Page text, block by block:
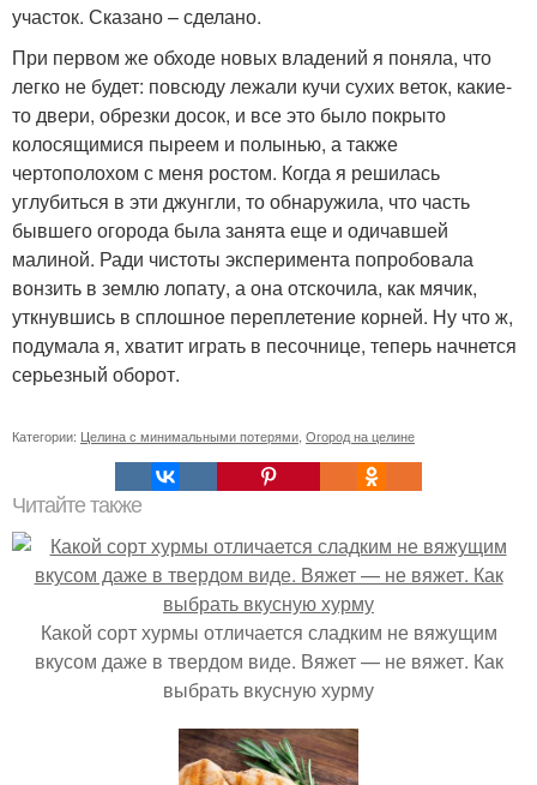
участок. Сказано – сделано.
При первом же обходе новых владений я поняла, что
легко не будет: повсюду лежали кучи сухих веток, какие-
то двери, обрезки досок, и все это было покрыто
колосящимися пыреем и полынью, а также
чертополохом с меня ростом. Когда я решилась
углубиться в эти джунгли, то обнаружила, что часть
бывшего огорода была занята еще и одичавшей
малиной. Ради чистоты эксперимента попробовала
вонзить в землю лопату, а она отскочила, как мячик,
уткнувшись в сплошное переплетение корней. Ну что ж,
подумала я, хватит играть в песочнице, теперь начнется
серьезный оборот.
Категории: Целина с минимальными потерями Огород на целине
Читайте также
Какой сорт хурмы отличается сладким не вяжущим
вкусом даже в твердом виде. Вяжет — не вяжет. Как
выбрать вкусную хурму